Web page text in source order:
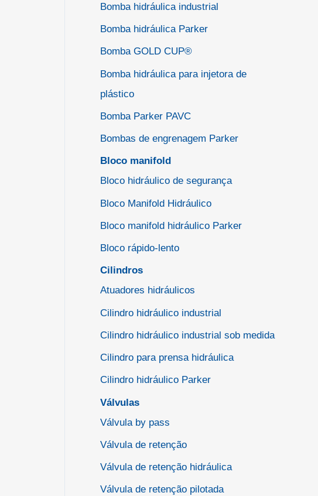
Bomba hidráulica industrial
Bomba hidráulica Parker
Bomba GOLD CUP®
Bomba hidráulica para injetora de
plástico
Bomba Parker PAVC
Bombas de engrenagem Parker
Bloco manifold
Bloco hidráulico de segurança
Bloco Manifold Hidráulico
Bloco manifold hidráulico Parker
Bloco rápido-lento
Cilindros
Atuadores hidráulicos
Cilindro hidráulico industrial
Cilindro hidráulico industrial sob medida
Cilindro para prensa hidráulica
Cilindro hidráulico Parker
Válvulas
Válvula by pass
Válvula de retenção
Válvula de retenção hidráulica
Válvula de retenção pilotada